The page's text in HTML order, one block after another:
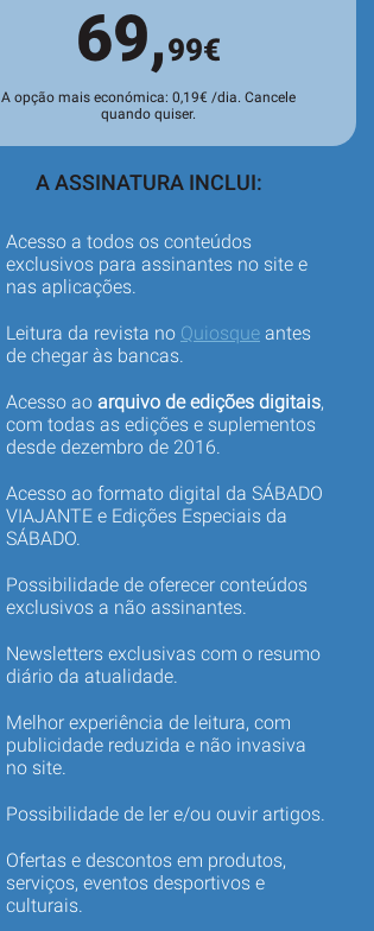
69,99€
A opção mais económica: 0,19€ /dia. Cancele
quando quiser.
A ASSINATURA INCLUI:
Acesso a todos os conteúdos
exclusivos para assinantes no site e
nas aplicações.
Leitura da revista no Quiosque antes
de chegar às bancas.
Acesso ao arquivo de edições digitais,
com todas as edições e suplementos
desde dezembro de 2016.
Acesso ao formato digital da SÁBADO
VIAJANTE e Edições Especiais da
SÁBADO.
Possibilidade de oferecer conteúdos
exclusivos a não assinantes.
Newsletters exclusivas com o resumo
diário da atualidade.
Melhor experiência de leitura, com
publicidade reduzida e não invasiva
no site.
Possibilidade de ler e/ou ouvir artigos.
Ofertas e descontos em produtos,
serviços, eventos desportivos e
culturais.